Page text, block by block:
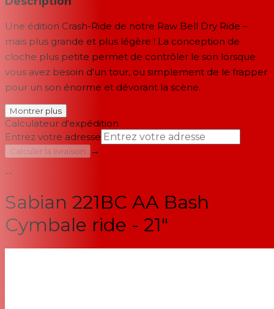
Une édition Crash-Ride de notre Raw Bell Dry Ride –
mais plus grande et plus légère ! La conception de
cloche plus petite permet de contrôler le son lorsque
vous avez besoin d'un tour, ou simplement de le frapper
pour un son énorme et dévorant la scène.
Montrer plus
Calculateur d'expédition
Entrez votre adresse
Calculer la livraison
→
--
Sabian 221BC AA Bash
Cymbale ride - 21"